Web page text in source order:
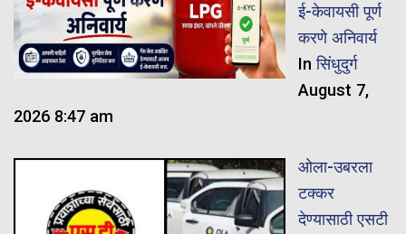
ई-केवायसी पूर्ण
करणे अनिवार्य
Inसिंधुदुर्ग
August 7,
2026 8:47 am
ओला-उबरला
टक्कर
देण्यासाठी एसटी